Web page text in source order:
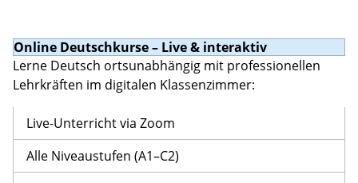
Online Deutschkurse – Live & interaktiv
Lerne Deutsch ortsunabhängig mit professionellen
Lehrkräften im digitalen Klassenzimmer:
Live-Unterricht via Zoom
Alle Niveaustufen (A1–C2)